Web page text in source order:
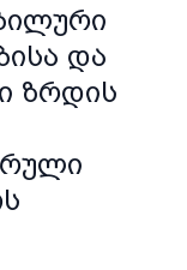
და
ზრდის